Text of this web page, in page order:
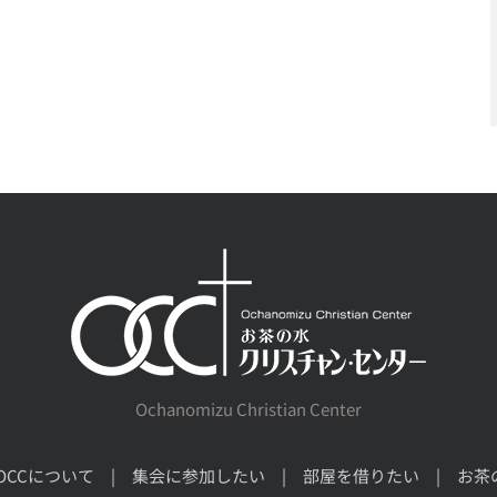
Ochanomizu Christian Center
について 集会に参加したい 部屋を借りたい お茶